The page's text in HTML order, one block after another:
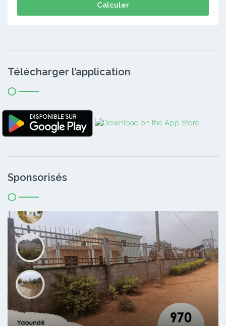
Calculer
Télécharger l’application
Sponsorisés